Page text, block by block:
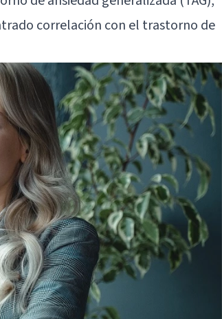
correlación con el trastorno de